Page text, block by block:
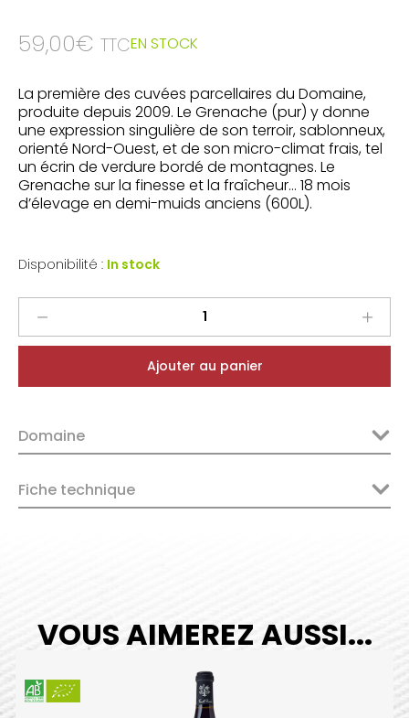
59,00€ TTCEN STOCK
La première des cuvées parcellaires du Domaine,
produite depuis 2009. Le Grenache (pur) y donne
une expression singulière de son terroir, sablonneux,
orienté Nord-Ouest, et de son micro-climat frais, tel
un écrin de verdure bordé de montagnes. Le
Grenache sur la finesse et la fraîcheur… 18 mois
d’élevage en demi-muids anciens (600L).
Disponibilité : In stock
Bosquets
Le
dit
2022
Ajouter au panier
Domaine
Fiche technique
VOUS AIMEREZ AUSSI...